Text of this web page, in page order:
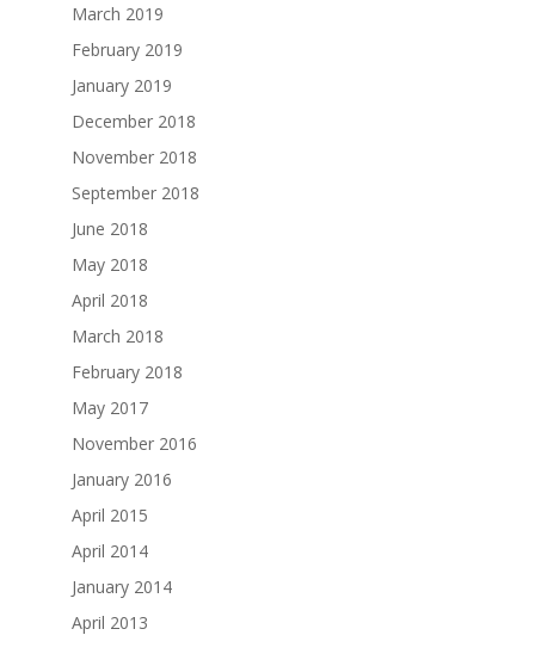
March 2019
February 2019
January 2019
December 2018
November 2018
September 2018
June 2018
May 2018
April 2018
March 2018
February 2018
May 2017
November 2016
January 2016
April 2015
April 2014
January 2014
April 2013